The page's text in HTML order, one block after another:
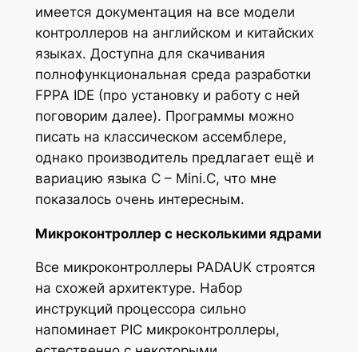
имеется документация на все модели
контроллеров на английском и китайских
языках. Доступна для скачивания
полнофункциональная среда разработки
FPPA IDE (про установку и работу с ней
поговорим далее). Программы можно
писать на классическом ассемблере,
однако производитель предлагает ещё и
вариацию языка C – Mini.C, что мне
показалось очень интересным.
Микроконтроллер с несколькими ядрами
Все микроконтроллеры PADAUK строятся
на схожей архитектуре. Набор
инструкций процессора сильно
напоминает PIC микроконтроллеры,